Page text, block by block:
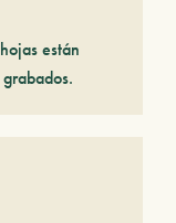
están